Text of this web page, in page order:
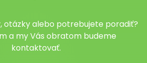
otázky alebo potrebujete poradiť?
a my Vás obratom budeme
kontaktovať.